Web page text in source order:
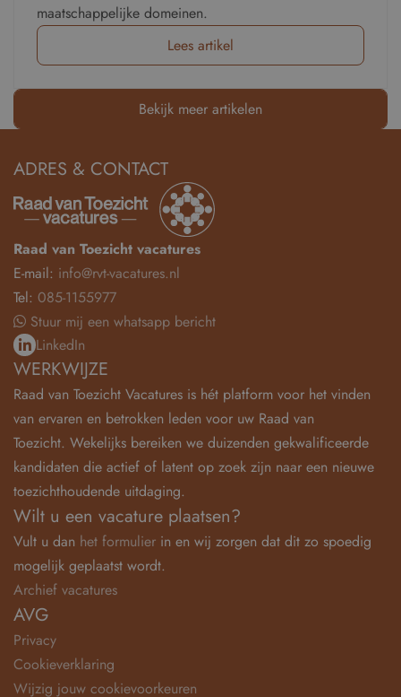
maatschappelijke domeinen.
Lees artikel
Bekijk meer artikelen
ADRES & CONTACT
Raad van Toezicht vacatures
E-mail: info@rvt-vacatures.nl
Tel: 085-1155977
Stuur mij een whatsapp bericht
LinkedIn
WERKWIJZE
Raad van Toezicht Vacatures is hét platform voor het vinden
van ervaren en betrokken leden voor uw Raad van
Toezicht. Wekelijks bereiken we duizenden gekwalificeerde
kandidaten die actief of latent op zoek zijn naar een nieuwe
toezichthoudende uitdaging.
Wilt u een vacature plaatsen?
Vult u dan het formulier in en wij zorgen dat dit zo spoedig
mogelijk geplaatst wordt.
Archief vacatures
AVG
Privacy
Cookieverklaring
Wijzig jouw cookievoorkeuren